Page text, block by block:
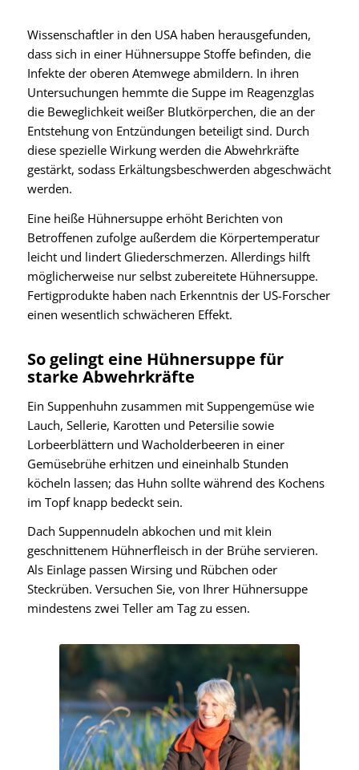
Wissenschaftler in den USA haben herausgefunden,
dass sich in einer Hühnersuppe Stoffe befinden, die
Infekte der oberen Atemwege abmildern. In ihren
Untersuchungen hemmte die Suppe im Reagenzglas
die Beweglichkeit weißer Blutkörperchen, die an der
Entstehung von Entzündungen beteiligt sind. Durch
diese spezielle Wirkung werden die Abwehrkräfte
gestärkt, sodass Erkältungsbeschwerden abgeschwächt
werden.
Eine heiße Hühnersuppe erhöht Berichten von
Betroffenen zufolge außerdem die Körpertemperatur
leicht und lindert Gliederschmerzen. Allerdings hilft
möglicherweise nur selbst zubereitete Hühnersuppe.
Fertigprodukte haben nach Erkenntnis der US-Forscher
einen wesentlich schwächeren Effekt.
So gelingt eine Hühnersuppe für
starke Abwehrkräfte
Ein Suppenhuhn zusammen mit Suppengemüse wie
Lauch, Sellerie, Karotten und Petersilie sowie
Lorbeerblättern und Wacholderbeeren in einer
Gemüsebrühe erhitzen und eineinhalb Stunden
köcheln lassen; das Huhn sollte während des Kochens
im Topf knapp bedeckt sein.
Dach Suppennudeln abkochen und mit klein
geschnittenem Hühnerfleisch in der Brühe servieren.
Als Einlage passen Wirsing und Rübchen oder
Steckrüben. Versuchen Sie, von Ihrer Hühnersuppe
mindestens zwei Teller am Tag zu essen.